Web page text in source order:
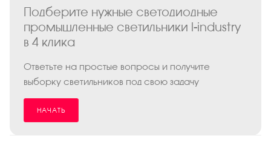
Подберите нужные светодиодные
промышленные светильники l-industry
в 4 клика
Ответьте на простые вопросы и получите
выборку светильников под свою задачу
НАЧАТЬ